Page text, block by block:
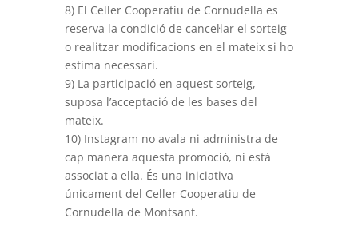
8) El Celler Cooperatiu de Cornudella es
reserva la condició de cancel·lar el sorteig
o realitzar modificacions en el mateix si ho
estima necessari.
9) La participació en aquest sorteig,
suposa l’acceptació de les bases del
mateix.
10) Instagram no avala ni administra de
cap manera aquesta promoció, ni està
associat a ella. És una iniciativa
únicament del Celler Cooperatiu de
Cornudella de Montsant.